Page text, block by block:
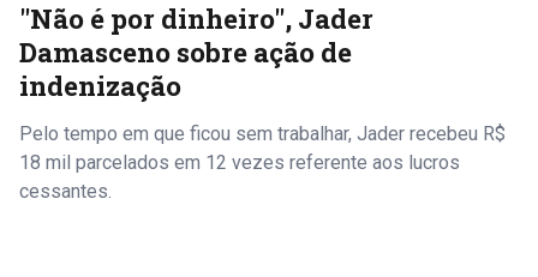
''Não é por dinheiro'', Jader
Damasceno sobre ação de
indenização
Pelo tempo em que ficou sem trabalhar, Jader recebeu R$
18 mil parcelados em 12 vezes referente aos lucros
cessantes.